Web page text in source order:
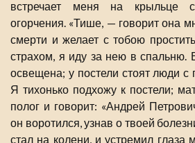
встречает меня на крыльце
огорчения. «Тише, — говорит она
смерти и желает с тобою
страхом, я иду за нею в спальню.
освещена; у постели стоят люди
Я тихонько подхожу к постели;
полог и говорит: «Андрей
он воротился, узнав о твоей
стал на колени, и устремил глаза